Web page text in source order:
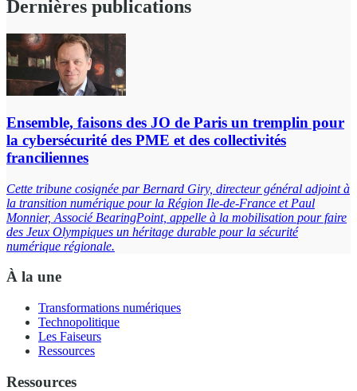
Dernières publications
Ensemble, faisons des JO de Paris un tremplin pour
la cybersécurité des PME et des collectivités
franciliennes
Cette tribune cosignée par Bernard Giry, directeur général adjoint à
la transition numérique pour la Région Ile-de-France et Paul
Monnier, Associé BearingPoint, appelle à la mobilisation pour faire
des Jeux Olympiques un héritage durable pour la sécurité
numérique régionale.
À la une
Transformations numériques
Technopolitique
Les Faiseurs
Ressources
Ressources